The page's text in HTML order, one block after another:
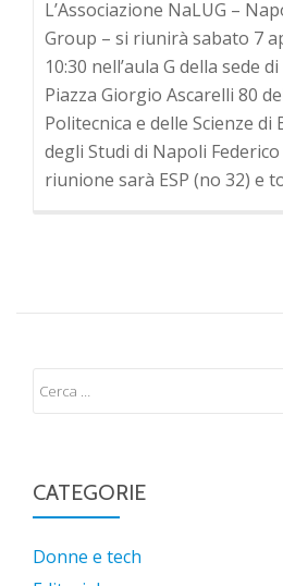
L’Associazione NaLUG –
Group – si riunirà sabato 7
10:30 nell’aula G della sede
Piazza Giorgio Ascarelli 80
Politecnica e delle Scienze di
degli Studi di Napoli
riunione sarà ESP (no 32) e
CATEGORIE
Donne e tech